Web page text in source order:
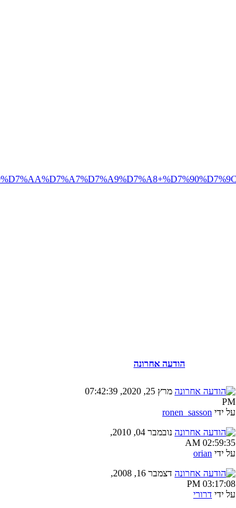
הודעה אחרונה
מרץ 25, 2020, 07:42:39
PM
על ידי ronen_sasson
נובמבר 04, 2010,
02:59:35 AM
על ידי orian
דצמבר 16, 2008,
03:17:08 PM
על ידי דרורי